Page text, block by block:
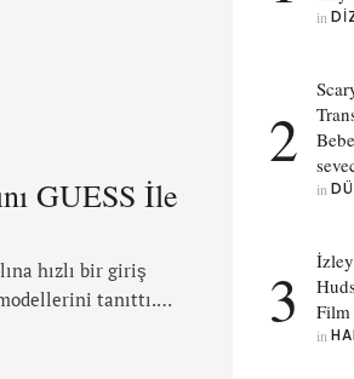
GUESS İle
hızlı bir giriş
tanıttı.
model Charlotte
in
2
in
3
Film
in